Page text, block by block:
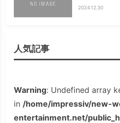
2024.12.30
人気記事
Warning: Undefined array
in /home/impressiv/new-
entertainment.net/